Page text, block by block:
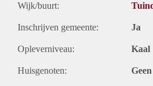
Wijk/buurt:
Inschrijven gemeente: Ja
Opleverniveau: Kaal
Huisgenoten: Geen